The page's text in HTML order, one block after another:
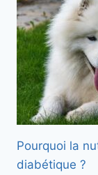
Pourquoi la
diabétique ?